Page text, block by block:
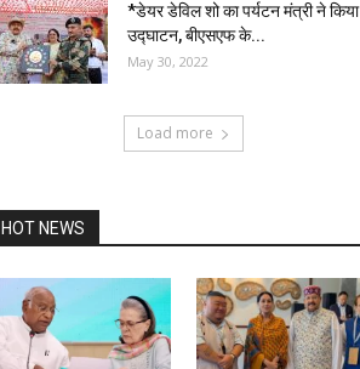
*डेयर डेविल शो का पर्यटन मंत्री ने किया
उद्घाटन, बीएसएफ के...
May 30, 2022
Load more
HOT NEWS